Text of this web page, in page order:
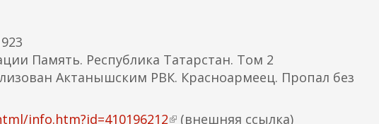
я
с
ы
Память. Республика Татарстан. Том 2
Актанышским РВК. Красноармеец. Пропал без
info.htm?id=410196212( (внешняя ссылка)